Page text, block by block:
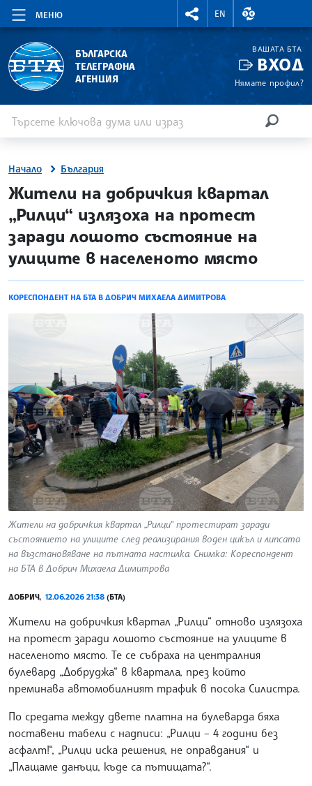
МЕНЮ
RIGHTMENU.SOCIAL
EN
ВАЛУТНИ
БЪЛГАРСКА
ТЕЛЕГРАФНА
АГЕНЦИЯ
ВАШАТА БТА
ВХОД
Нямате профил?
Начало България
site.bta
Жители на добричкия квартал
„Рилци“ излязоха на протест
заради лошото състояние на
улиците в населеното място
КОРЕСПОНДЕНТ НА БТА В ДОБРИЧ МИХАЕЛА ДИМИТРОВА
Жители на добричкия квартал „Рилци“ протестират заради
състоянието на улиците след реализирания воден цикъл и липсата
на възстановяване на пътната настилка. Снимка: Кореспондент
на БТА в Добрич Михаела Димитрова
ДОБРИЧ, 12.06.2026 21:38 (БТА)
Жители на добричкия квартал „Рилци“ отново излязоха
на протест заради лошото състояние на улиците в
населеното място. Те се събраха на централния
булевард „Добруджа“ в квартала, през който
преминава автомобилният трафик в посока Силистра.
По средата между двете платна на булеварда бяха
поставени табели с надписи: „Рилци – 4 години без
асфалт!“, „Рилци иска решения, не оправдания“ и
„Плащаме данъци, къде са пътищата?“.